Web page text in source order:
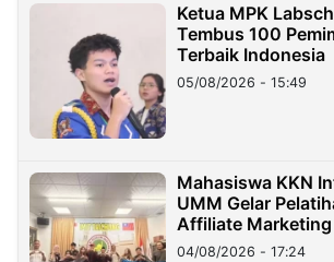
Ketua MPK
Tembus 100
Terbaik Indonesia
05/08/2026 - 15:49
Mahasiswa KKN
UMM Gelar
Affiliate Marketing
Migran Indonesia
04/08/2026 - 17:24